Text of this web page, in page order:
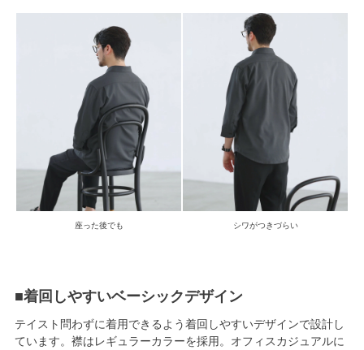
座った後でも シワがつきづらい
■着回しやすいベーシックデザイン
テイスト問わずに着用できるよう着回しやすいデザインで設計し
ています。襟はレギュラーカラーを採用。オフィスカジュアルに